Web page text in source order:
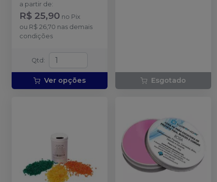
a partir de:
R$ 25,90 no Pix
ou R$ 26,70 nas demais
condições
Qtd :
Ver opções Esgotado